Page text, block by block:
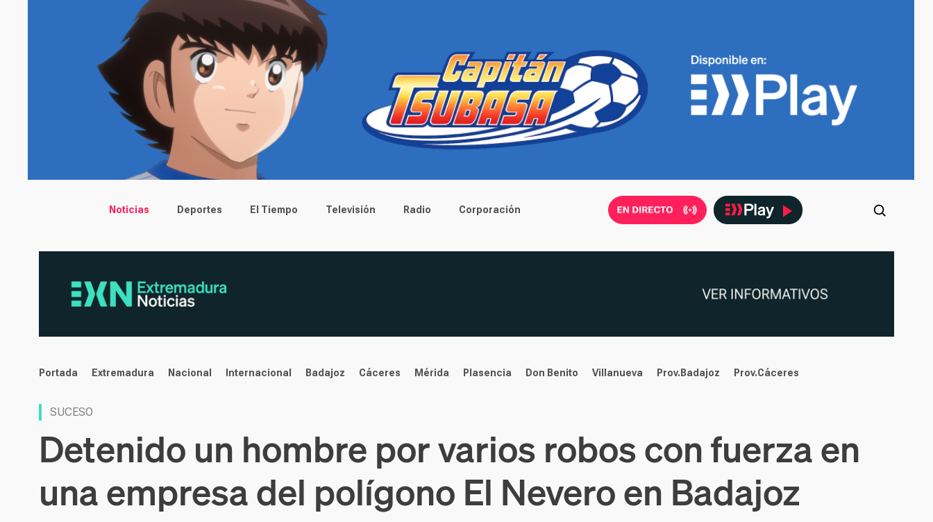
Main menu
Noticias Deportes El Tiempo Televisión Radio Corporación
noticias
Portada Extremadura Nacional Internacional Badajoz Cáceres Mérida Plasencia Don Benito Villanueva Prov.Badajoz Prov.Cáceres
SUCESO
Detenido un hombre por varios robos con fuerza en
una empresa del polígono El Nevero en Badajoz